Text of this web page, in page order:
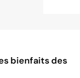
bienfaits des